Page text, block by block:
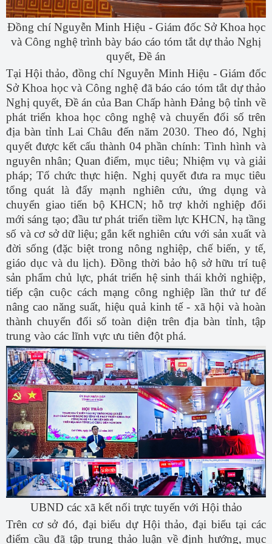
Đồng chí Nguyễn Minh Hiệu - Giám đốc Sở Khoa học
và Công nghệ trình bày báo cáo tóm tắt dự thảo Nghị
quyết, Đề án
Tại Hội thảo, đồng chí Nguyễn Minh Hiệu - Giám đốc
Sở Khoa học và Công nghệ đã báo cáo tóm tắt dự thảo
Nghị quyết, Đề án của Ban Chấp hành Đảng bộ tỉnh về
phát triển khoa học công nghệ và chuyển đổi số trên
địa bàn tỉnh Lai Châu đến năm 2030. Theo đó, Nghị
quyết được kết cấu thành 04 phần chính: Tình hình và
nguyên nhân; Quan điểm, mục tiêu; Nhiệm vụ và giải
pháp; Tổ chức thực hiện. Nghị quyết đưa ra mục tiêu
tổng quát là đẩy mạnh nghiên cứu, ứng dụng và
chuyển giao tiến bộ KHCN; hỗ trợ khởi nghiệp đổi
mới sáng tạo; đầu tư phát triển tiềm lực KHCN, hạ tầng
số và cơ sở dữ liệu; gắn kết nghiên cứu với sản xuất và
đời sống (đặc biệt trong nông nghiệp, chế biến, y tế,
giáo dục và du lịch). Đồng thời bảo hộ sở hữu trí tuệ
sản phẩm chủ lực, phát triển hệ sinh thái khởi nghiệp,
tiếp cận cuộc cách mạng công nghiệp lần thứ tư để
nâng cao năng suất, hiệu quả kinh tế - xã hội và hoàn
thành chuyển đổi số toàn diện trên địa bàn tỉnh, tập
trung vào các lĩnh vực ưu tiên đột phá.
UBND các xã kết nối trực tuyến với Hội thảo
Trên cơ sở đó, đại biểu dự Hội thảo, đại biểu tại các
điểm cầu đã tập trung thảo luận về định hướng, mục